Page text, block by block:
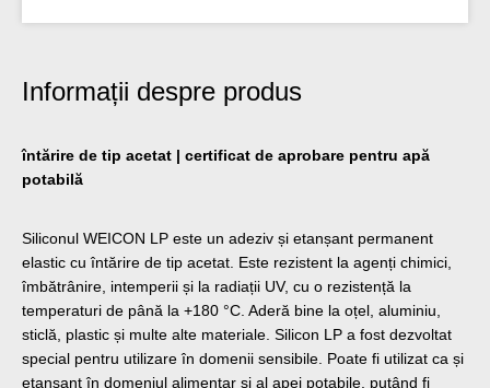
Informații despre produs
întărire de tip acetat | certificat de aprobare pentru apă
potabilă
Siliconul WEICON LP este un adeziv și etanșant permanent
elastic cu întărire de tip acetat. Este rezistent la agenți chimici,
îmbătrânire, intemperii și la radiații UV, cu o rezistență la
temperaturi de până la +180 °C. Aderă bine la oțel, aluminiu,
sticlă, plastic și multe alte materiale. Silicon LP a fost dezvoltat
special pentru utilizare în domenii sensibile. Poate fi utilizat ca și
etanșant în domeniul alimentar și al apei potabile, putând fi